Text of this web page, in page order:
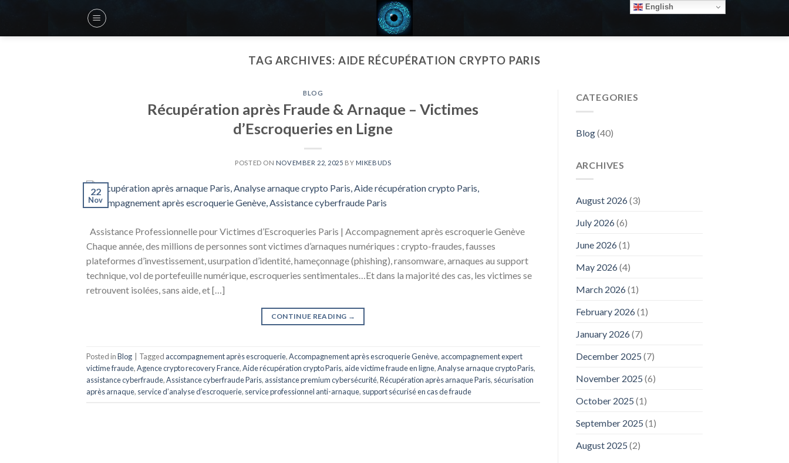
content
TAG ARCHIVES: AIDE RÉCUPÉRATION CRYPTO PARIS
BLOG
Récupération après Fraude & Arnaque – Victimes
d’Escroqueries en Ligne
POSTED ON NOVEMBER 22, 2025 BY MIKEBUDS
22
Nov
Assistance Professionnelle pour Victimes d’Escroqueries Paris | Accompagnement après escroquerie Genève
Chaque année, des millions de personnes sont victimes d’arnaques numériques : crypto-fraudes, fausses
plateformes d’investissement, usurpation d’identité, hameçonnage (phishing), ransomware, arnaques au support
technique, vol de portefeuille numérique, escroqueries sentimentales…Et dans la majorité des cas, les victimes se
retrouvent isolées, sans aide, et […]
CONTINUE READING →
Posted inBlog Tagged accompagnement après escroquerie,Accompagnement après escroquerie Genève, accompagnement expert
victime fraude,Agence crypto recovery France,Aide récupération crypto Paris, aide victime fraude en ligne,Analyse arnaque crypto Paris,
assistance cyberfraude,Assistance cyberfraude Paris, assistance premium cybersécurité,Récupération après arnaque Paris, sécurisation
après arnaque, service d’analyse d’escroquerie, service professionnel anti-arnaque, support sécurisé en cas de fraude
CATEGORIES
Blog(40)
ARCHIVES
August 2026(3)
July 2026(6)
June 2026(1)
May 2026(4)
March 2026(1)
February 2026(1)
January 2026(7)
December 2025 (7)
November 2025 (6)
October 2025 (1)
September 2025 (1)
August 2025 (2)
English